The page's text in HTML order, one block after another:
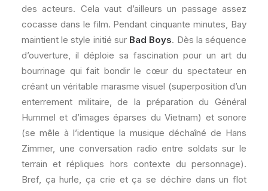
des acteurs. Cela vaut d’ailleurs un passage assez
cocasse dans le film. Pendant cinquante minutes, Bay
maintient le style initié sur Bad Boys. Dès la séquence
d’ouverture, il déploie sa fascination pour un art du
bourrinage qui fait bondir le cœur du spectateur en
créant un véritable marasme visuel (superposition d’un
enterrement militaire, de la préparation du Général
Hummel et d’images éparses du Vietnam) et sonore
(se mêle à l’identique la musique déchaîné de Hans
Zimmer, une conversation radio entre soldats sur le
terrain et répliques hors contexte du personnage).
Bref, ça hurle, ça crie et ça se déchire dans un flot